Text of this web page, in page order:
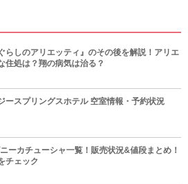
らしのアリエッティ』のその後を解説！アリエ
住処は？翔の病気は治る？
ースプリングスホテル 空室情報・予約状況
ーカチューシャ一覧！販売状況&値段まとめ！
チェック